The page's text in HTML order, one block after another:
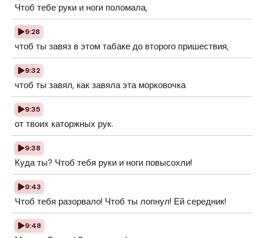
Чтоб тебе руки и ноги поломала,
9:28
чтоб ты завяз в этом табаке до второго пришествия,
9:32
чтоб ты завял, как завяла эта морковочка
9:35
от твоих каторжных рук.
9:38
Куда ты? Чтоб тебя руки и ноги повысохли!
9:43
Чтоб тебя разорвало! Чтоб ты лопнул! Ей середник!
9:48